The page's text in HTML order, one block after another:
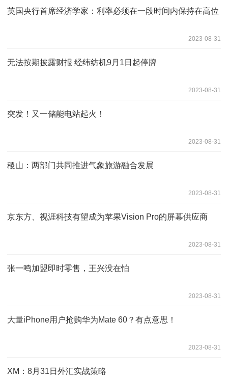
英国央行首席经济学家：利率必须在一段时间内保持在高位
2023-08-31
无法按期披露财报 经纬纺机9月1日起停牌
2023-08-31
突发！又一储能电站起火！
2023-08-31
稷山：两部门共同推进气象旅游融合发展
2023-08-31
京东方、视涯科技有望成为苹果Vision Pro的屏幕供应商
2023-08-31
张一鸣加盟即时零售，王兴没在怕
2023-08-31
大量iPhone用户抢购华为Mate 60？有点意思！
2023-08-31
XM：8月31日外汇实战策略